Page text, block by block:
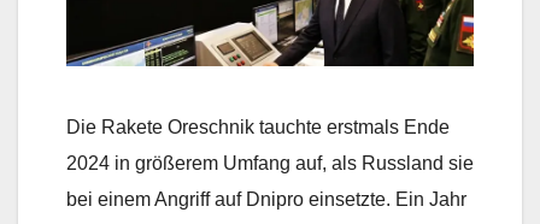
Die Rakete Oreschnik tauchte erstmals Ende
2024 in größerem Umfang auf, als Russland sie
bei einem Angriff auf Dnipro einsetzte. Ein Jahr